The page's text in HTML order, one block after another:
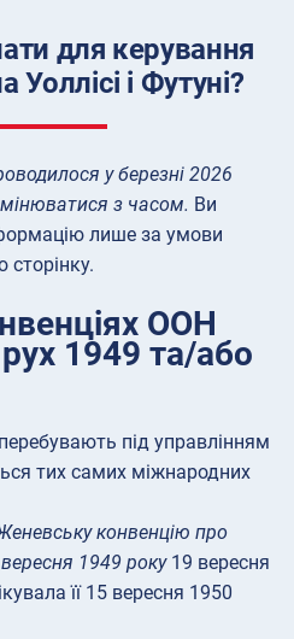
для керування
і Футуні?
у березні 2026
з часом. Ви
лише за умови
ООН
1949 та/або
під управлінням
тих самих міжнародних
конвенцію про
1949 року19 вересня
її 15 вересня 1950